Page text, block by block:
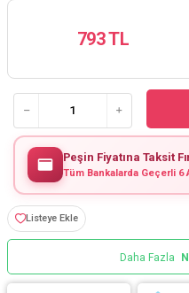
793 TL
Peşin Fiyatına Taksit
Tüm Bankalarda Geçerli 6
Listeye Ekle
Daha Fazla